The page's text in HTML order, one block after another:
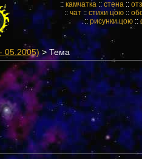
:: камчатка ::стена ::
:: чат :: стихи цою ::
::рисунки цою ::
05.2005)> Тема